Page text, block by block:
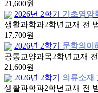
21,600원
2026년 2학기
기초영양
생활과학과2학년 교재 전
17,700원
2026년 2학기
문학의이
공통교양과목2학년 교재
21,600원
2026년 2학기
의류소재
생활과학과2학년 교재 전